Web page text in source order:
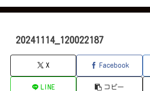
20241114_120022187
X Facebook
LINE コピー